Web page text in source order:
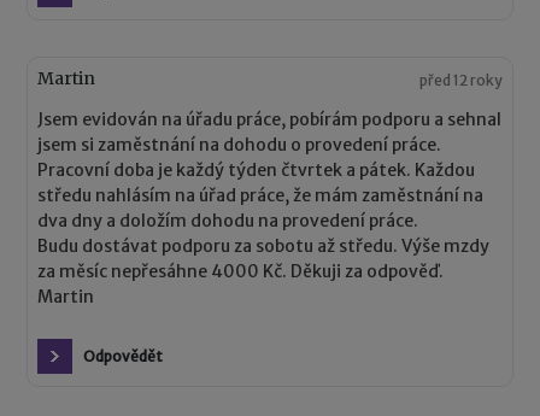
Martin před 12 roky
Jsem evidován na úřadu práce, pobírám podporu a sehnal
jsem si zaměstnání na dohodu o provedení práce.
Pracovní doba je každý týden čtvrtek a pátek. Každou
středu nahlásím na úřad práce, že mám zaměstnání na
dva dny a doložím dohodu na provedení práce.
Budu dostávat podporu za sobotu až středu. Výše mzdy
za měsíc nepřesáhne 4000 Kč. Děkuji za odpověď.
Martin
Odpovědět